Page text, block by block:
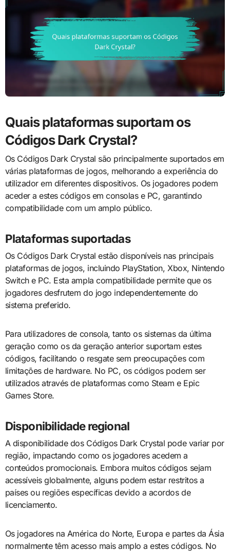
Quais plataformas suportam os
Códigos Dark Crystal?
Os Códigos Dark Crystal são principalmente suportados em
várias plataformas de jogos, melhorando a experiência do
utilizador em diferentes dispositivos. Os jogadores podem
aceder a estes códigos em consolas e PC, garantindo
compatibilidade com um amplo público.
Plataformas suportadas
Os Códigos Dark Crystal estão disponíveis nas principais
plataformas de jogos, incluindo PlayStation, Xbox, Nintendo
Switch e PC. Esta ampla compatibilidade permite que os
jogadores desfrutem do jogo independentemente do
sistema preferido.
Para utilizadores de consola, tanto os sistemas da última
geração como os da geração anterior suportam estes
códigos, facilitando o resgate sem preocupações com
limitações de hardware. No PC, os códigos podem ser
utilizados através de plataformas como Steam e Epic
Games Store.
Disponibilidade regional
A disponibilidade dos Códigos Dark Crystal pode variar por
região, impactando como os jogadores acedem a
conteúdos promocionais. Embora muitos códigos sejam
acessíveis globalmente, alguns podem estar restritos a
países ou regiões específicas devido a acordos de
licenciamento.
Os jogadores na América do Norte, Europa e partes da Ásia
normalmente têm acesso mais amplo a estes códigos. No